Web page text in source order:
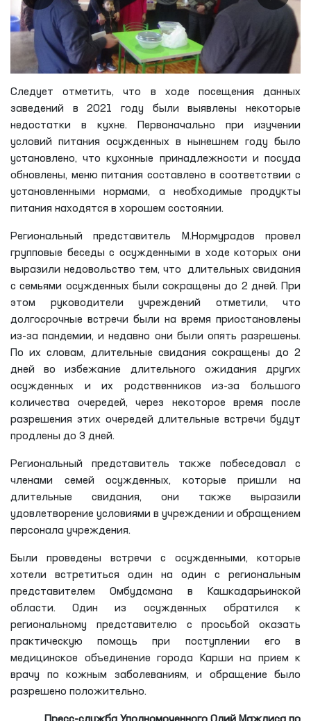
Следует отметить, что в ходе посещения данных
заведений в 2021 году были выявлены некоторые
недостатки в кухне. Первоначально при изучении
условий питания осужденных в нынешнем году было
установлено, что кухонные принадлежности и посуда
обновлены, меню питания составлено в соответствии с
установленными нормами, а необходимые продукты
питания находятся в хорошем состоянии.
Региональный представитель М.Нормурадов провел
групповые беседы с осужденными в ходе которых они
выразили недовольство тем, что длительных свидания
с семьями осужденных были сокращены до 2 дней. При
этом руководители учреждений отметили, что
долгосрочные встречи были на время приостановлены
из-за пандемии, и недавно они были опять разрешены.
По их словам, длительные свидания сокращены до 2
дней во избежание длительного ожидания других
осужденных и их родственников из-за большого
количества очередей, через некоторое время после
разрешения этих очередей длительные встречи будут
продлены до 3 дней.
Региональный представитель также побеседовал с
членами семей осужденных, которые пришли на
длительные свидания, они также выразили
удовлетворение условиями в учреждении и обращением
персонала учреждения.
Были проведены встречи с осужденными, которые
хотели встретиться один на один с региональным
представителем Омбудсмана в Кашкадарьинской
области. Один из осужденных обратился к
региональному представителю с просьбой оказать
практическую помощь при поступлении его в
медицинское объединение города Карши на прием к
врачу по кожным заболеваниям, и обращение было
разрешено положительно.